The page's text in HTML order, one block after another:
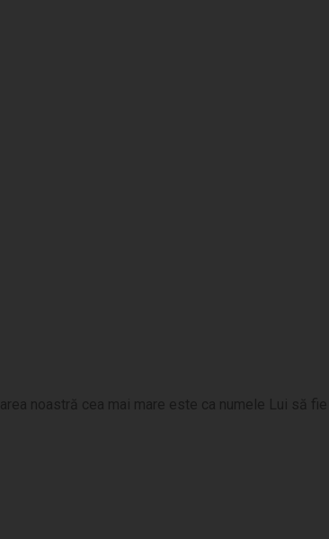
noastră cea mai mare este ca numele Lui să